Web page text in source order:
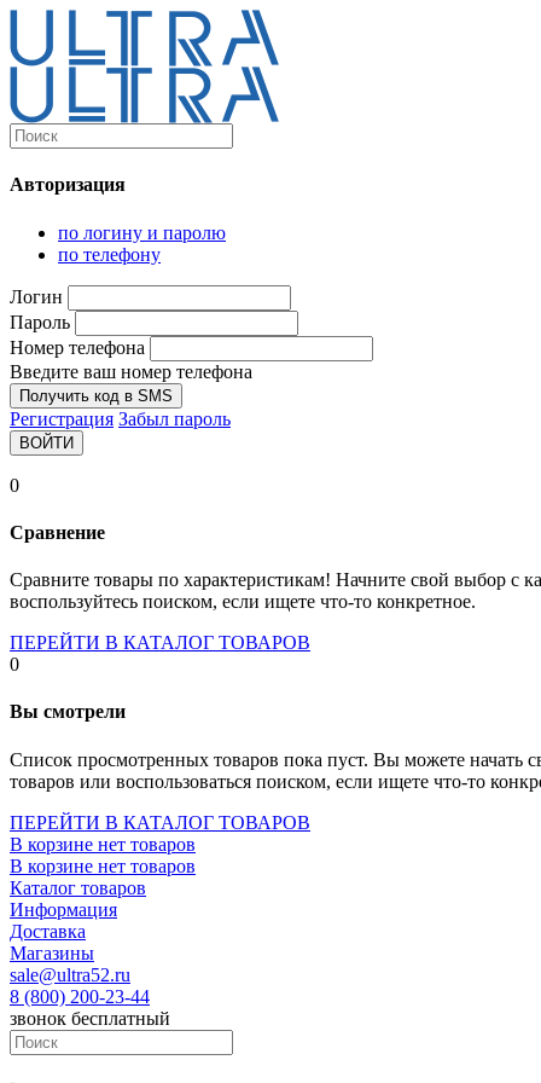
Каталог
Компьютеры и комплектующие
Персональные компьютеры
Моноблоки
Мониторы
Комплектующие
Socket-2066
Socket-775
Socket-fm2
Socket-am4
Socket- intel s1151
Socket- intel s2066
Socket- intel s1700
Авторизация
по логину и паролю
по телефону
Логин
Пароль
Номер телефона
Введите ваш номер телефона
Получить код в SMS
Регистрация Забыл пароль
ВОЙТИ
0
Сравнение
Сравните товары по характеристикам! Начните свой выбор с
воспользуйтесь поиском, если ищете что-то конкретное.
ПЕРЕЙТИ В КАТАЛОГ ТОВАРОВ
0
Вы смотрели
Список просмотренных товаров пока пуст. Вы можете начать
товаров или воспользоваться поиском, если ищете что-то
ПЕРЕЙТИ В КАТАЛОГ ТОВАРОВ
В корзине нет товаров
В корзине нет товаров
Каталог товаров
Информация
Доставка
Магазины
sale@ultra52.ru
8 (800) 200-23-44
звонок бесплатный